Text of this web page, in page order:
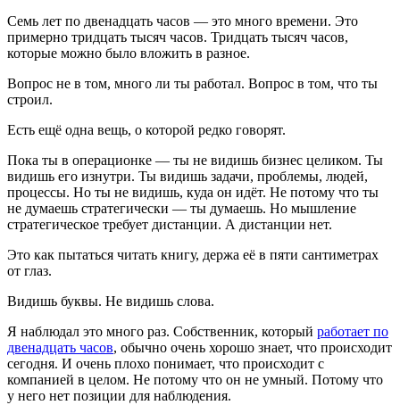
Семь лет по двенадцать часов — это много времени. Это
примерно тридцать тысяч часов. Тридцать тысяч часов,
которые можно было вложить в разное.
Вопрос не в том, много ли ты работал. Вопрос в том, что ты
строил.
Есть ещё одна вещь, о которой редко говорят.
Пока ты в операционке — ты не видишь бизнес целиком. Ты
видишь его изнутри. Ты видишь задачи, проблемы, людей,
процессы. Но ты не видишь, куда он идёт. Не потому что ты
не думаешь стратегически — ты думаешь. Но мышление
стратегическое требует дистанции. А дистанции нет.
Это как пытаться читать книгу, держа её в пяти сантиметрах
от глаз.
Видишь буквы. Не видишь слова.
Я наблюдал это много раз. Собственник, который работает по
двенадцать часов, обычно очень хорошо знает, что происходит
сегодня. И очень плохо понимает, что происходит с
компанией в целом. Не потому что он не умный. Потому что
у него нет позиции для наблюдения.